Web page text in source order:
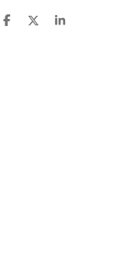
J
J
J